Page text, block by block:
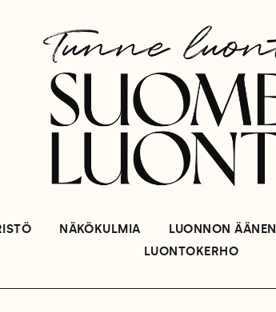
NÄKÖKULMIA LUONNON
LUONTOKERHO